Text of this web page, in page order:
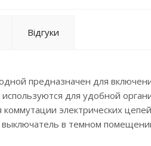
Відгуки
предназначен для
для удобной
электрических
в темном